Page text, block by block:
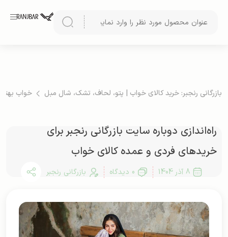
بازرگانی رنجبر: خرید کالای خواب | پتو، لحاف، تشک، شال مبل خواب بهتر
راه‌اندازی دوباره سایت بازرگانی رنجبر برای
خرید‌های فردی و عمده کالای خواب
بازرگانی رنجبر